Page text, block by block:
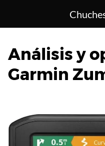
contenido
Análisis y
Garmin